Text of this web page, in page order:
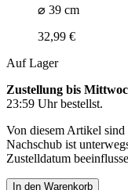
⌀ 39 cm
32,99 €
Auf Lager
Zustellung bis
23:59 Uhrbestellst.
Von diesem Artikel sind
Nachschub ist
Zustelldatum
In den Warenkorb